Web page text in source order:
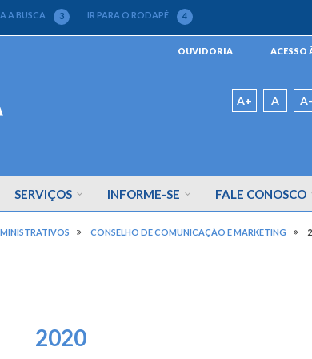
A BUSCA 3 IR PARA O RODAPÉ 4
OUVIDORIA ACESSO
A+ A A-
SERVIÇOS INFORME-SE FALE CONOSCO
CONSELHO DE COMUNICAÇÃO E MARKETING
2020